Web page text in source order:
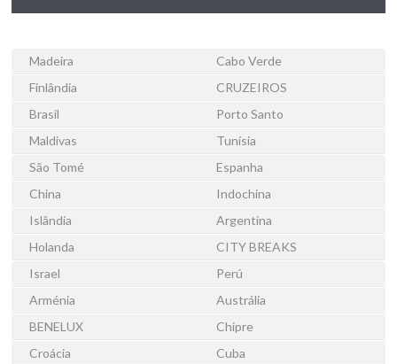
Madeira
Cabo Verde
Finlândia
CRUZEIROS
Brasil
Porto Santo
Maldivas
Tunísia
São Tomé
Espanha
China
Indochina
Islândia
Argentina
Holanda
CITY BREAKS
Israel
Perú
Arménia
Austrália
BENELUX
Chipre
Croácia
Cuba